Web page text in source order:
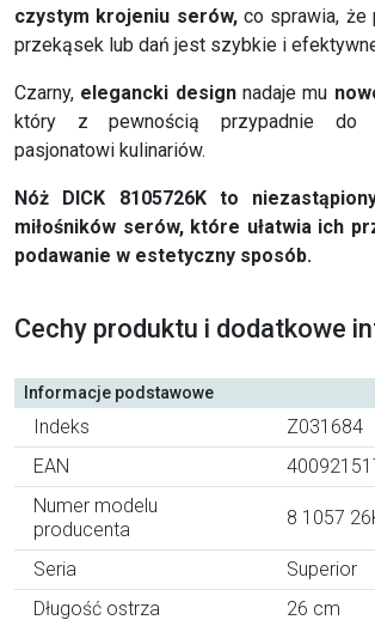
czystym krojeniu serów,co sprawia, że
przekąsek lub dań jest szybkie i
Czarny, elegancki designnadaje mu
który z pewnością przypadnie do
pasjonatowi kulinariów.
Nóż DICK 8105726K to
miłośników serów, które ułatwia ich
podawanie w estetyczny sposób.
Cechy produktu i dodatkowe
Informacje podstawowe
Indeks
Z031684
EAN
Numer modelu
producenta
8 1057
Seria
Superior
Długość ostrza
26 cm